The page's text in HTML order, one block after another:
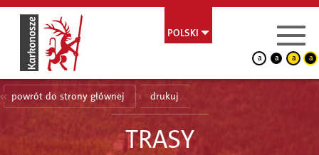
POLSKI
a a a a
powrót do strony głównej drukuj
TRASY